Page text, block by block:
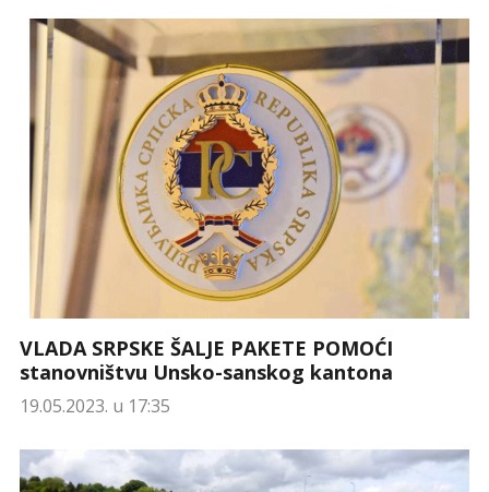
VLADA SRPSKE ŠALJE PAKETE POMOĆI
stanovništvu Unsko-sanskog kantona
19.05.2023. u 17:35